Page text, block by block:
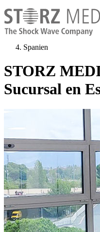
Spanien
STORZ
Sucursal en